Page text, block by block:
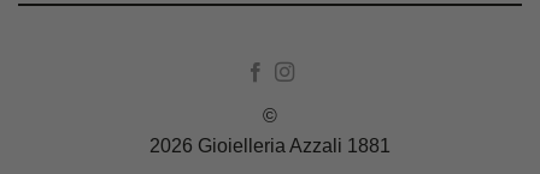
©
2026 Gioielleria Azzali 1881